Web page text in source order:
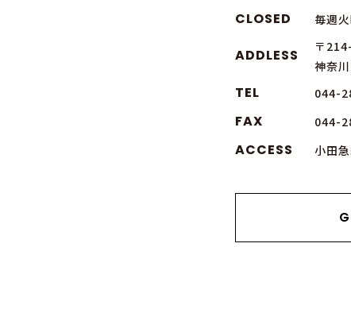
CLOSED 毎週
ADDLESS
〒
神奈
TEL 044-
FAX 044-
ACCESS 小田